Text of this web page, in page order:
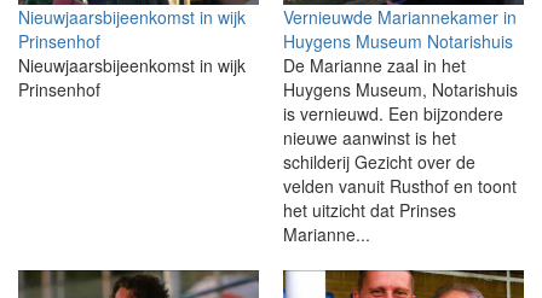
Nieuwjaarsbijeenkomst in wijk
Prinsenhof
Nieuwjaarsbijeenkomst in wijk
Prinsenhof
Vernieuwde Mariannekamer in
Huygens Museum Notarishuis
De Marianne zaal in het
Huygens Museum, Notarishuis
is vernieuwd. Een bijzondere
nieuwe aanwinst is het
schilderij Gezicht over de
velden vanuit Rusthof en toont
het uitzicht dat Prinses
Marianne...